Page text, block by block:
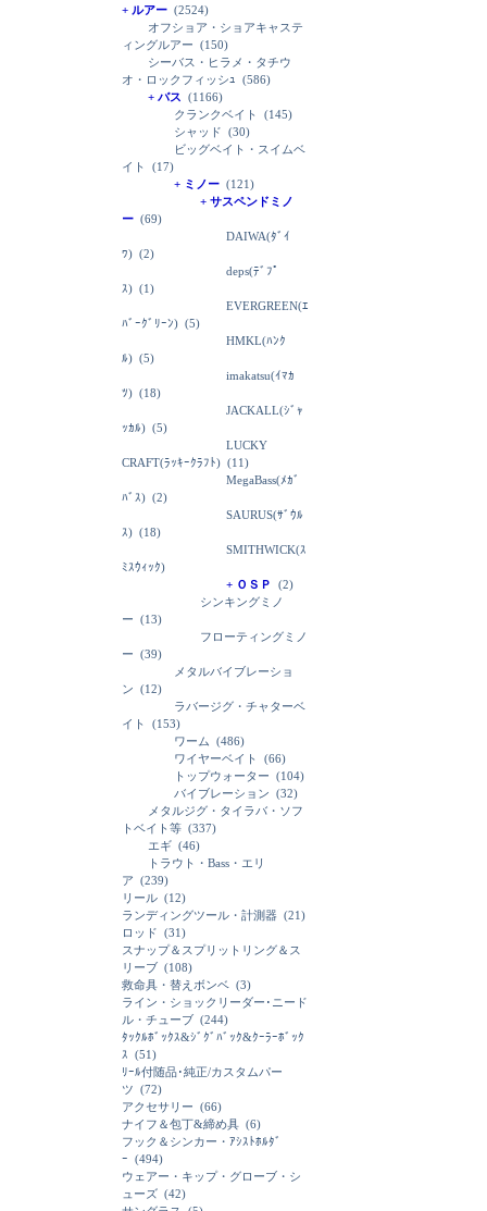
+ ルアー (2524)
オフショア・ショアキャステ
ィングルアー (150)
シーバス・ヒラメ・タチウ
オ・ロックフィッシｭ (586)
+ バス (1166)
クランクベイト
(145)
シャッド (30)
ビッグベイト・スイムベ
イト
(17)
+ ミノー (121)
+ サスペンドミノ
ー (69)
DAIWA(ﾀﾞｲ
ﾜ) (2)
deps(ﾃﾞﾌﾟ
ｽ) (1)
EVERGREEN(ｴ
ﾊﾞｰｸﾞﾘｰﾝ) (5)
HMKL(ﾊﾝｸ
ﾙ) (5)
imakatsu(ｲﾏｶ
ﾂ) (18)
JACKALL(ｼﾞｬ
ｯｶﾙ) (5)
LUCKY
CRAFT(ﾗｯｷｰｸﾗﾌﾄ) (11)
MegaBass(ﾒｶﾞ
ﾊﾞｽ) (2)
SAURUS(ｻﾞｳﾙ
ｽ) (18)
SMITHWICK(ｽ
ﾐｽｳｨｯｸ)
+ ＯＳＰ
(2)
シンキングミノ
ー (13)
フローティングミノ
ー (39)
メタルバイブレーショ
ン (12)
ラバージグ・チャターベ
イト
(153)
ワーム (486)
ワイヤーベイト
(66)
トップウォーター (104)
バイブレーション (32)
メタルジグ・タイラバ・ソフ
トベイト等 (337)
エギ (46)
トラウト・Bass・エリ
ア (239)
リール (12)
ランディングツール・計測器 (21)
ロッド (31)
スナップ＆スプリットリング＆ス
リーブ (108)
救命具・替えボンベ (3)
ライン・ショックリーダー･ニード
ル・チューブ (244)
ﾀｯｸﾙﾎﾞｯｸｽ&ｼﾞｸﾞﾊﾞｯｸ&ｸｰﾗｰﾎﾞｯｸ
ｽ (51)
ﾘｰﾙ付随品･純正/カスタムパー
ツ (72)
アクセサリー (66)
ナイフ＆包丁&締め具 (6)
フック＆シンカー・ｱｼｽﾄﾎﾙﾀﾞ
ｰ (494)
ウェアー・キップ・グローブ・シ
ューズ (42)